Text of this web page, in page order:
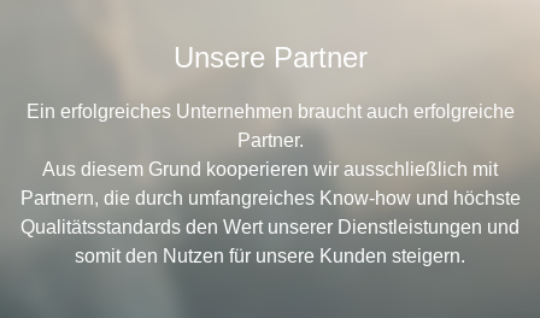
Unsere Partner
Ein erfolgreiches Unternehmen braucht auch erfolgreiche
Partner.
Aus diesem Grund kooperieren wir ausschließlich mit
Partnern, die durch umfangreiches Know-how und höchste
Qualitätsstandards den Wert unserer Dienstleistungen und
somit den Nutzen für unsere Kunden steigern.